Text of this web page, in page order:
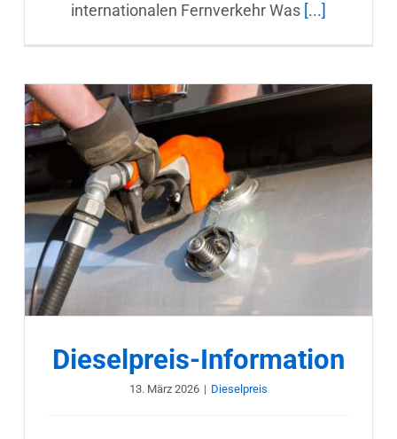
internationalen Fernverkehr Was [...]
Dieselpreis-Information
13. März 2026 | Dieselpreis